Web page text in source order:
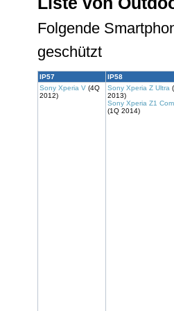
Folgende
geschützt
IP57
IP58
Sony Xperia V (4Q
2012)
Sony Xperia Z Ultra
2013)
Sony Xperia Z1
(1Q 2014)